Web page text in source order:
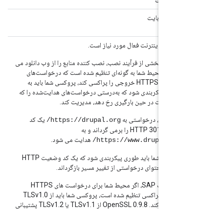
اتصال به اینترنت فعال مورد نیاز است.
به عنوان بخشی از فرآیند نصب، نصب کننده منابع را از وب دانلود می
کند. اگر محیط شما به گونه‌ای تنظیم شده است که درخواست‌های
HTTP و HTTPS خروجی را پراکسی کند، پروکسی شما باید به
گونه‌ای پیکربندی شود که به‌درستی درخواست‌های هدایت‌شده را که
ممکن است در حین بارگیری رخ دهد، مدیریت کند.
برای مثال، درخواستی بهhttps://drupal.org/ یک کد
https://www.drupal.org/ هدایت می شود.
پروکسی شما باید طوری پیکربندی شود که یک کد وضعیت HTTP
برای نصب SAP، اگر محیط شما برای درخواست های HTTPS
خروجی پراکسی تنظیم شده است، پروکسی شما باید از TLSv1.0
پشتیبانی کند. OpenSSL 0.9.8 از TLSv1.1 یا TLSv1.2 پشتیبانی